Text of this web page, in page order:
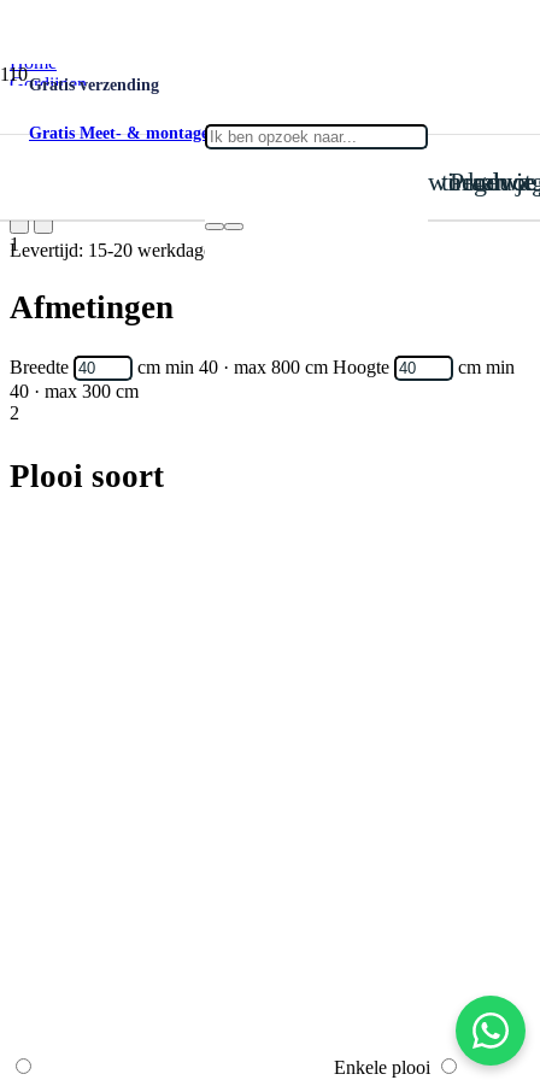
Gratis verzending
Gratis Meet- & montageservice
Product
is toegevoegd aan je
Home
Gordijnen
Inbetween Kanvas Canvas 003
Levertijd: 15-20 werkdagen
1
Afmetingen
Breedte cm min 40 · max 800 cm Hoogte cm min
40 · max 300 cm
2
Plooi soort
Enkele plooi